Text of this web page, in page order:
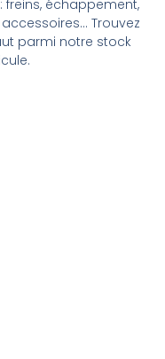
échappement,
Trouvez
parmi notre stock